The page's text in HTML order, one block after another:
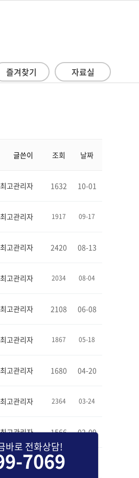
즐겨찾기 자료실
글쓴이 조회 날짜
최고관리자 1632 10-01
최고관리자 1917 09-17
최고관리자 2420 08-13
최고관리자 2034 08-04
최고관리자 2108 06-08
최고관리자 1867 05-18
최고관리자 1680 04-20
최고관리자 2364 03-24
최고관리자 1566 02-09
최고관리자 1846
바로 전화상담!
7069